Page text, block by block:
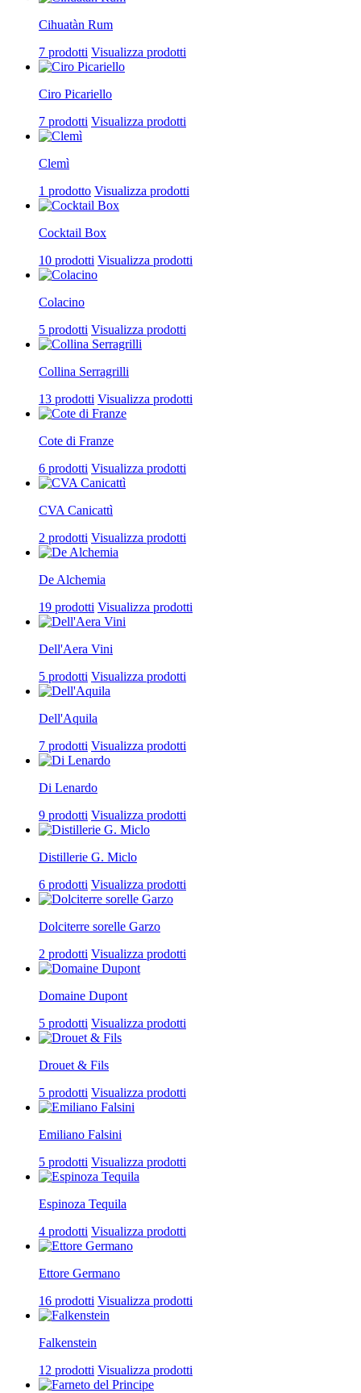
Cihuatàn Rum
7 prodotti Visualizza prodotti
Ciro Picariello
7 prodotti Visualizza prodotti
Clemì
1 prodotto Visualizza prodotti
Cocktail Box
10 prodotti Visualizza prodotti
Colacino
5 prodotti Visualizza prodotti
Collina Serragrilli
13 prodotti Visualizza prodotti
Cote di Franze
6 prodotti Visualizza prodotti
CVA Canicattì
2 prodotti Visualizza prodotti
De Alchemia
19 prodotti Visualizza prodotti
Dell'Aera Vini
5 prodotti Visualizza prodotti
Dell'Aquila
7 prodotti Visualizza prodotti
Di Lenardo
9 prodotti Visualizza prodotti
Distillerie G. Miclo
6 prodotti Visualizza prodotti
Dolciterre sorelle Garzo
2 prodotti Visualizza prodotti
Domaine Dupont
5 prodotti Visualizza prodotti
Drouet & Fils
5 prodotti Visualizza prodotti
Emiliano Falsini
5 prodotti Visualizza prodotti
Espinoza Tequila
4 prodotti Visualizza prodotti
Ettore Germano
16 prodotti Visualizza prodotti
Falkenstein
12 prodotti Visualizza prodotti